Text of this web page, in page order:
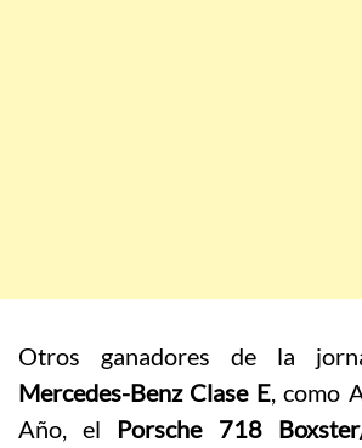
Otros ganadores de la
Mercedes-Benz Clase E, como
Año, el Porsche 718